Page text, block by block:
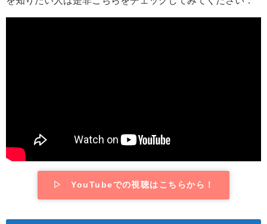
▷ YouTubeでの視聴はこちらから！